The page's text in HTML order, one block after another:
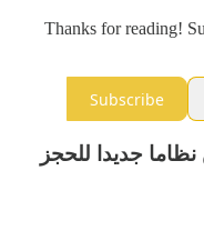
Thanks for reading!
Subscribe
جديدا للحجز